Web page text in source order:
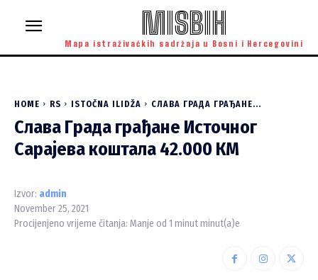
MISBIH
Mapa istraživačkih sadržaja u Bosni i Hercegovini
HOME RS ISTOČNA ILIDŽA СЛАВА ГРАДА ГРАЂАНЕ...
Слава Града грађане Источног
Сарајева коштала 42.000 КМ
Izvor: admin
November 25, 2021
Procijenjeno vrijeme čitanja: Manje od 1 minutminut(a)e